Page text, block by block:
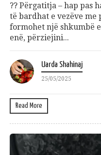
?‍? Përgatitja – hap pas
të bardhat e vezëve me
formohet një shkumbë
enë, përziejini...
Uarda Shahinaj
25/05/2025
Read More